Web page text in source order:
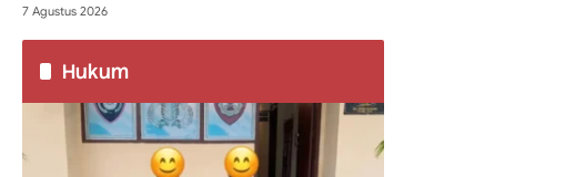
7 Agustus 2026
Hukum